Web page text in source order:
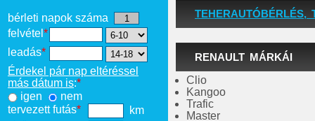
bérleti napok száma
felvétel *
leadás*
Érdekel pár nap eltéréssel
más dátum is:*
igen
nem
tervezett futás*
km
TEHERAUTÓBÉRLÉS,
RENAULT MÁRKÁI
Clio
Kangoo
Trafic
Master